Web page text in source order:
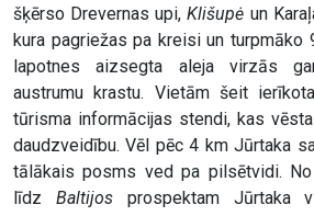
šķērso Drevernas upi,Klišupė un
kura pagriežas pa kreisi un turpmāko
lapotnes aizsegta aleja virzās
austrumu krastu. Vietām šeit
tūrisma informācijas stendi, kas
daudzveidību. Vēl pēc 4 km Jūrtaka
tālākais posms ved pa pilsētvidi. No
līdz Baltijos prospektam Jūrtaka